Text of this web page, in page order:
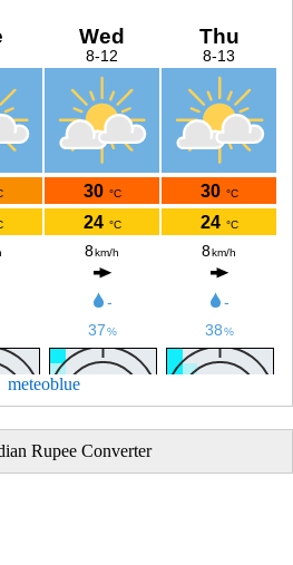
meteoblue
Indian Rupee Converter